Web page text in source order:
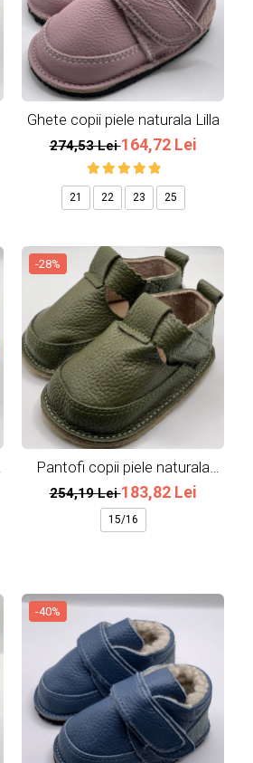
Ghete copii piele naturala Lilla
274,53 Lei164,72 Lei
21 22 23 25
-28%
Pantofi copii piele naturala
Army
254,19 Lei183,82 Lei
15/16
-40%